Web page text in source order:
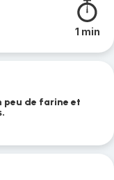
1 min
peu de farine et